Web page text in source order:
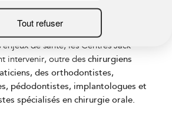
modernes, une radiologie
stérilisation centralisée.
de santé, les Centres Jack
intervenir, outre deschirurgiens
des orthodontistes,
pédodontistes, implantologues et
spécialisés en chirurgie orale.